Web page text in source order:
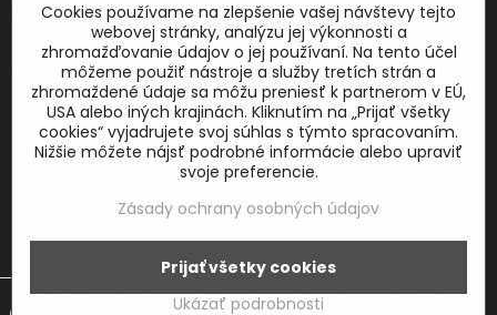
E-mail:
obchod@proaudio.sk
Bankové spojenie:
Slovenská sporiteľňa, a.s.
IBAN: SK48 0900 0000 0051 9050 9782
SWIFT: GIBASKBX
©2026Copyright
Predvoľby súkromiaZásady ochrany osobných údajov
Cookies používame na zlepšenie vašej návštevy tejto
webovej stránky, analýzu jej výkonnosti a
zhromažďovanie údajov o jej používaní. Na tento účel
môžeme použiť nástroje a služby tretích strán a
zhromaždené údaje sa môžu preniesť k partnerom v EÚ,
USA alebo iných krajinách. Kliknutím na „Prijať všetky
cookies“ vyjadrujete svoj súhlas s týmto spracovaním.
Nižšie môžete nájsť podrobné informácie alebo upraviť
svoje preferencie.
Zásady ochrany osobných údajov
Ukázať podrobnosti
Prijať všetky cookies
Táto stránka používa cookies.Viac info